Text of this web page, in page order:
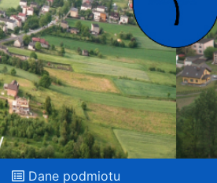
Dane podmiotu